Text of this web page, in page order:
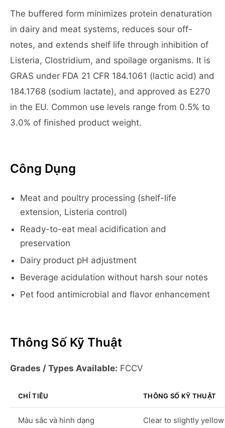
The buffered form minimizes protein denaturation
in dairy and meat systems, reduces sour off-
notes, and extends shelf life through inhibition of
Listeria, Clostridium, and spoilage organisms. It is
GRAS under FDA 21 CFR 184.1061 (lactic acid) and
184.1768 (sodium lactate), and approved as E270
in the EU. Common use levels range from 0.5% to
3.0% of finished product weight.
Công Dụng
Meat and poultry processing (shelf-life
extension, Listeria control)
Ready-to-eat meal acidification and
preservation
Dairy product pH adjustment
Beverage acidulation without harsh sour notes
Pet food antimicrobial and flavor enhancement
Thông Số Kỹ Thuật
Grades / Types Available: FCCV
CHỈ TIÊU THÔNG SỐ KỸ THUẬT
Màu sắc và hình dạng Clear to slightly